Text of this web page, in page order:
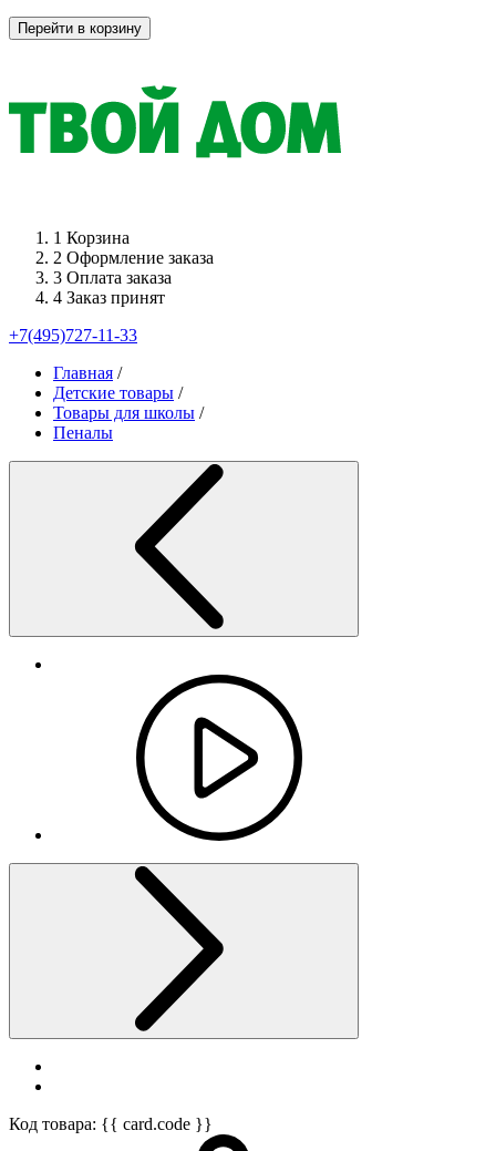
Перейти в корзину
1 Корзина
2 Оформление заказа
3 Оплата заказа
4 Заказ принят
+7(495)727-11-33
Главная /
Детские товары /
Товары для школы /
Пеналы
Код товара: {{ card.code }}